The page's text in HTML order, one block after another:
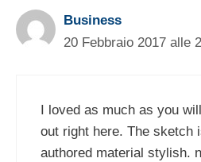
Business
20 Febbraio 2017 alle
I loved as much as you
out right here. The sketch
authored material stylish.